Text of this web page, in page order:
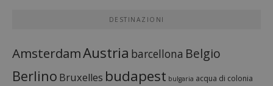
DESTINAZIONI
AmsterdamAustria barcellona Belgio
Berlino Bruxelles budapest bulgaria acqua di colonia